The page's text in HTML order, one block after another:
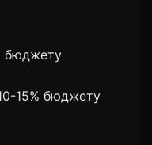
бюджету
15% бюджету